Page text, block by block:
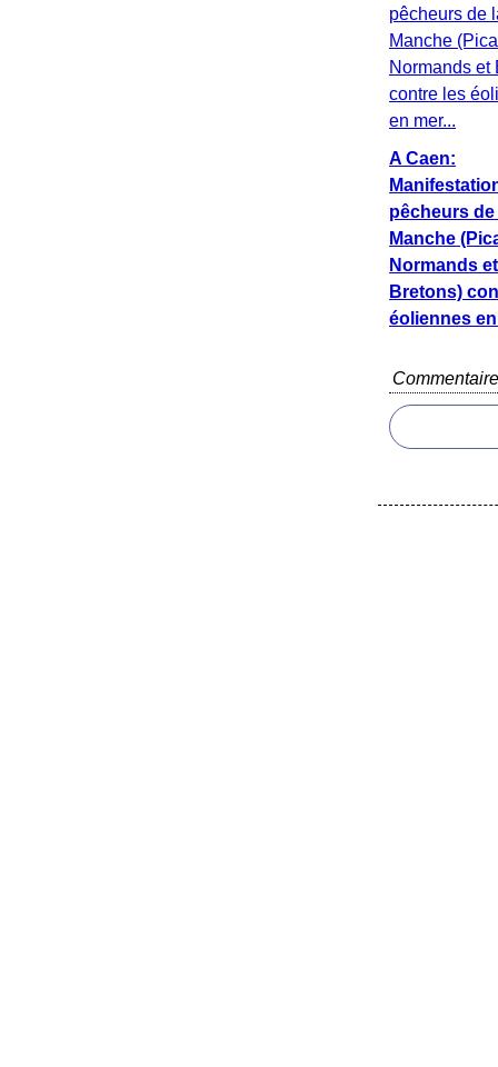
A Caen:
pêcheurs de
Manche
Normands et
Bretons)
éoliennes en